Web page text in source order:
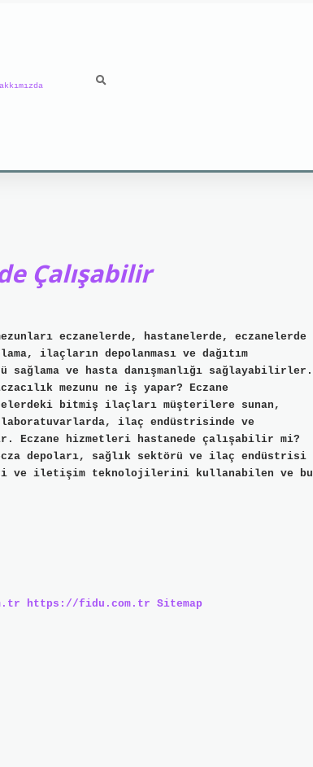
Çalışabilir
eczanelerde, hastanelerde, eczanelerde
ilaçların depolanması ve dağıtım
sağlama ve hasta danışmanlığı sağlayabilirler.
mezunu ne iş yapar? Eczane
bitmiş ilaçları müşterilere sunan,
ilaç endüstrisinde ve
Eczane hizmetleri hastanede çalışabilir mi?
depoları, sağlık sektörü ve ilaç endüstrisi
ve iletişim teknolojilerini kullanabilen ve bu
https://fidu.com.tr Sitemap